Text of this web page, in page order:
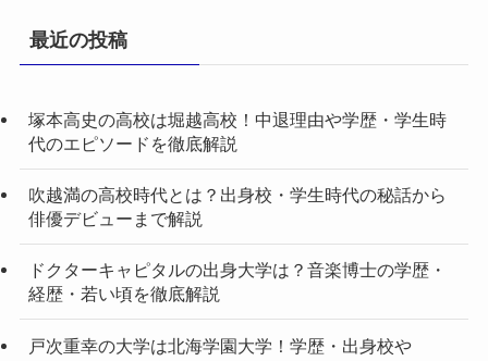
最近の投稿
塚本高史の高校は堀越高校！中退理由や学歴・学生時
代のエピソードを徹底解説
吹越満の高校時代とは？出身校・学生時代の秘話から
俳優デビューまで解説
ドクターキャピタルの出身大学は？音楽博士の学歴・
経歴・若い頃を徹底解説
戸次重幸の大学は北海学園大学！学歴・出身校や